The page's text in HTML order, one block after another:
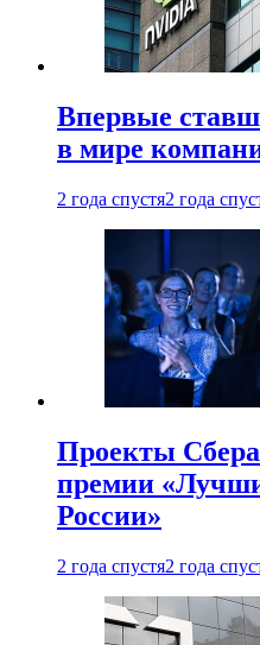
Впервые
в мире
2 года спустя2 года
Проекты Сбера
премии
России»
2 года спустя2 года